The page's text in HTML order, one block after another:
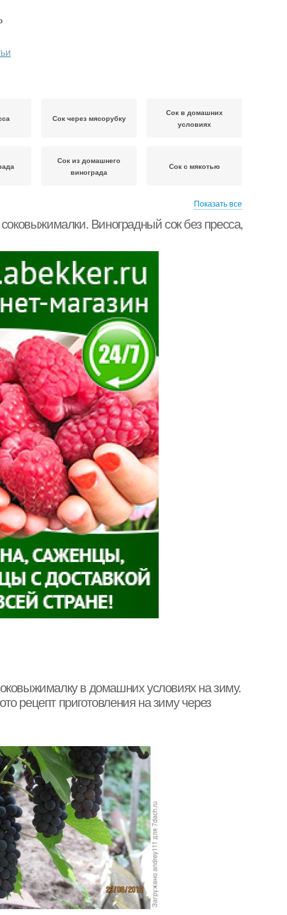
Сок через мясорубку
Сок в домашних
условиях
Сок из домашнего
винограда
Сок с мякотью
Показать все
соковыжималки. Виноградный сок без пресса,
в домашних условиях на зиму.
рецепт приготовления на зиму через